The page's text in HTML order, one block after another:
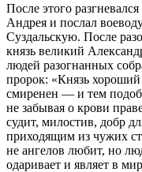
После этого
Андрея и послал
Суздальскую. После
князь великий
людей разогнанных
пророк: «Князь
смиренен — и тем
не забывая о крови
судит, милостив, добр
приходящим из чужих
не ангелов любит, но
одаривает и являет в